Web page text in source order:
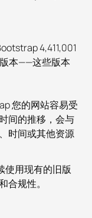
4,411,001
本——这些版本
您的网站容易受
间的推移，会与
时间或其他资源
使用现有的旧版
合规性。